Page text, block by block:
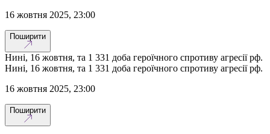
16 жовтня 2025, 23:00
Поширити
Нині, 16 жовтня, та 1 331 доба героїчного спротиву агресії рф.
Нині, 16 жовтня, та 1 331 доба героїчного спротиву агресії рф.
16 жовтня 2025, 23:00
Поширити